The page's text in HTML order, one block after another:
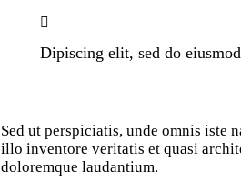
Dipiscing elit, sed do
Sed ut perspiciatis, unde omnis iste
illo inventore veritatis et quasi
doloremque laudantium.